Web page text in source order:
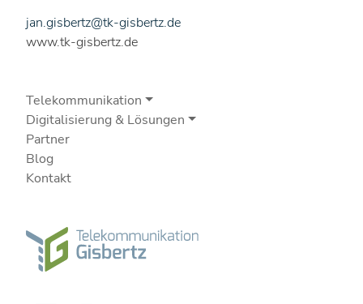
jan.gisbertz@tk-gisbertz.de
www.tk-gisbertz.de
Telekommunikation
Digitalisierung & Lösungen
Partner
Blog
Kontakt